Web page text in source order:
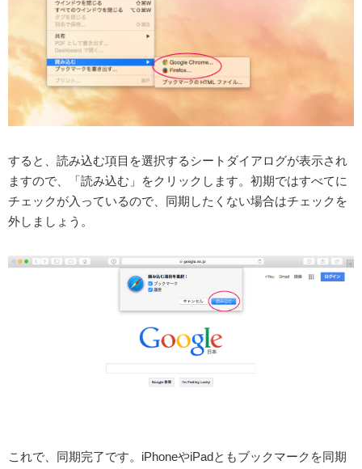
すると、読み込む項目を選択するシートダイアログが表示され
ますので、「読み込む」をクリックします。初期ではすべてに
チェックが入っているので、同期したくない場合はチェックを
外しましょう。
これで、同期完了です。iPhoneやiPadともブックマークを同期